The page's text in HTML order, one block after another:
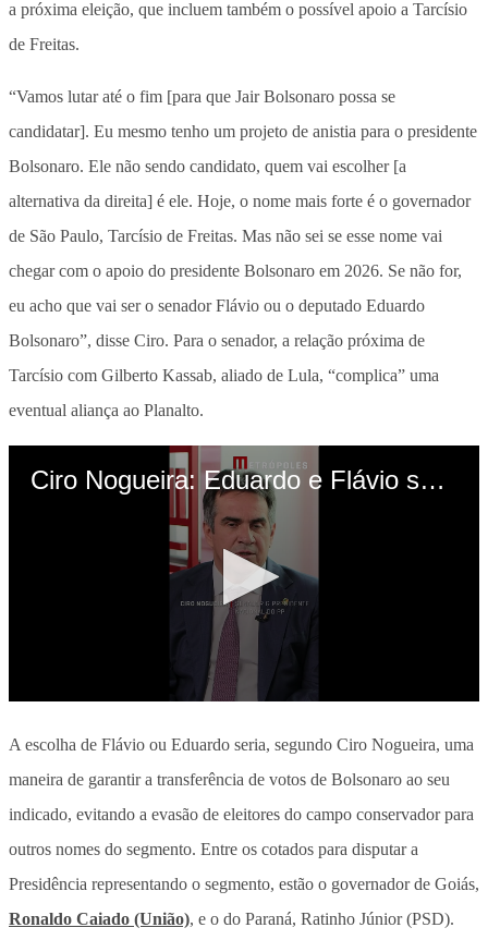
a próxima eleição, que incluem também o possível apoio a Tarcísio
de Freitas.
“Vamos lutar até o fim [para que Jair Bolsonaro possa se
candidatar]. Eu mesmo tenho um projeto de anistia para o presidente
Bolsonaro. Ele não sendo candidato, quem vai escolher [a
alternativa da direita] é ele. Hoje, o nome mais forte é o governador
de São Paulo, Tarcísio de Freitas. Mas não sei se esse nome vai
chegar com o apoio do presidente Bolsonaro em 2026. Se não for,
eu acho que vai ser o senador Flávio ou o deputado Eduardo
Bolsonaro”, disse Ciro. Para o senador, a relação próxima de
Tarcísio com Gilberto Kassab, aliado de Lula, “complica” uma
eventual aliança ao Planalto.
A escolha de Flávio ou Eduardo seria, segundo Ciro Nogueira, uma
maneira de garantir a transferência de votos de Bolsonaro ao seu
indicado, evitando a evasão de eleitores do campo conservador para
outros nomes do segmento. Entre os cotados para disputar a
Presidência representando o segmento, estão o governador de Goiás,
Ronaldo Caiado (União), e o do Paraná, Ratinho Júnior (PSD).